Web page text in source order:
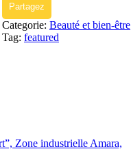
Partagez
Categorie: Beauté et bien-être
Tag: featured
Zone industrielle Amara,